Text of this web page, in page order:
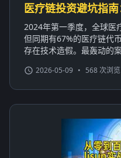
医疗链投资避坑指
2024年第一季度，全球医
但同期有67%的医疗链代
存在技术造假。最轰动的
2026-05-09 • 568 次浏览